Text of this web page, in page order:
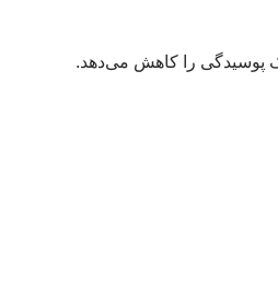
پوسیدگی را کاهش می‌دهد.